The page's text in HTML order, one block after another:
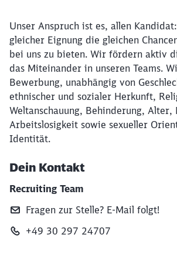
Unser Anspruch ist es, allen
gleicher Eignung die gleichen
bei uns zu bieten. Wir fördern aktiv
das Miteinander in unseren Teams.
Bewerbung, unabhängig von
ethnischer und sozialer Herkunft,
Weltanschauung, Behinderung, Alter,
Arbeitslosigkeit sowie sexueller
Identität.
Dein Kontakt
Recruiting Team
Fragen zur Stelle? E‑Mail folgt!
+49 30 297 24707